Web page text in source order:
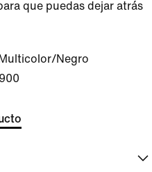
que puedas dejar atrás
Multicolor/Negro